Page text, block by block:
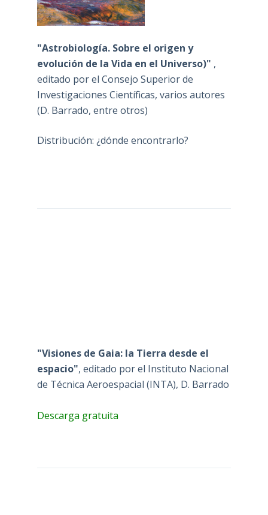
"Astrobiología. Sobre el origen y
evolución de la Vida en el Universo)" ,
editado por el Consejo Superior de
Investigaciones Científicas, varios autores
(D. Barrado, entre otros)
Distribución: ¿dónde encontrarlo?
"Visiones de Gaia: la Tierra desde el
espacio", editado por el Instituto Nacional
de Técnica Aeroespacial (INTA), D. Barrado
Descarga gratuita